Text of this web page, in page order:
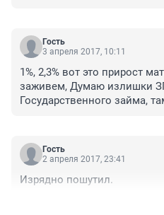
Ну и так далее...Страна
но вот от внутренних ни как!
Гость
3 апреля 2017, 10:11
1%, 2,3% вот это прирост
заживем, Думаю излишки
Государственного займа,
Москви...Шкода Октавия
Гость
2 апреля 2017, 23:41
Изрядно пошутил.